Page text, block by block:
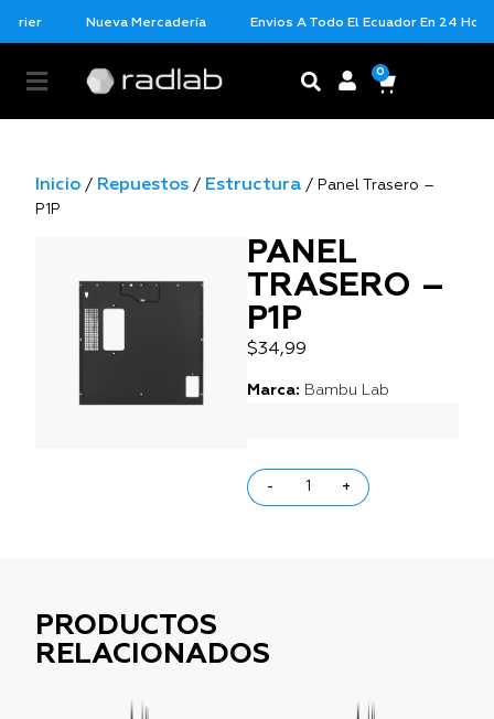
Nueva Mercadería Envios A Todo El Ecuador En 24
0
Inicio / Repuestos / Estructura / Panel Trasero –
P1P
PANEL
TRASERO –
P1P
$34,99
Marca: Bambu Lab
- +
PRODUCTOS
RELACIONADOS